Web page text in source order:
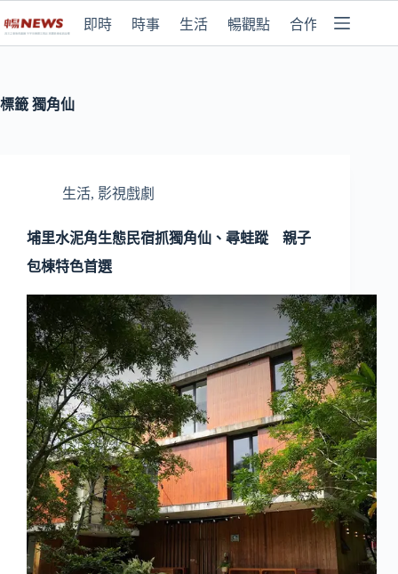
即時 時事 生活 暢觀點 合作媒體
標籤 獨角仙
生活, 影視戲劇
埔里水泥角生態民宿抓獨角仙、尋蛙蹤 親子
包棟特色首選